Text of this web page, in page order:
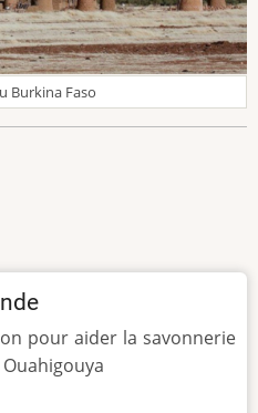
Burkina Faso
pour aider la savonnerie